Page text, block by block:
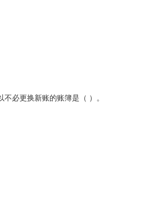
必更换新账的账簿是（ ）。